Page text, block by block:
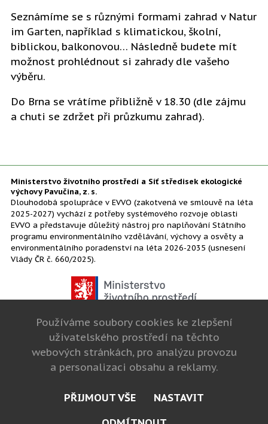
Seznámíme se s různými formami zahrad v Natur
im Garten, například s klimatickou, školní,
biblickou, balkonovou… Následně budete mít
možnost prohlédnout si zahrady dle vašeho
výběru.
Do Brna se vrátíme přibližně v 18.30 (dle zájmu
a chuti se zdržet při průzkumu zahrad).
Ministerstvo životního prostředí a Síť středisek ekologické
výchovy Pavučina, z. s.
Dlouhodobá spolupráce v EVVO (zakotvená ve smlouvě na léta
2025-2027) vychází z potřeby systémového rozvoje oblasti
EVVO a představuje důležitý nástroj pro naplňování Státního
programu environmentálního vzdělávání, výchovy a osvěty a
environmentálního poradenství na léta 2026-2035 (usnesení
Vlády ČR č. 660/2025).
Používáme soubory cookies ke zlepšení
uživatelského prostředí na těchto
webových stránkách, pro analýzu provozu
a personalizaci obsahu a reklamy.
PŘIJMOUT VŠE
NASTAVIT